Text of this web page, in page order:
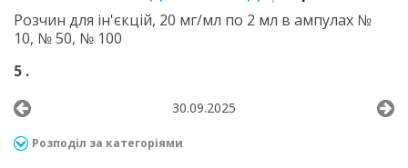
Розчин для ін'єкцій, 20 мг/мл по 2 мл в ампулах №
10, № 50, № 100
5 .
30.09.2025
Розподіл за категоріями